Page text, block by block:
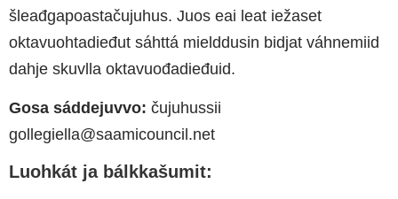
šleađgapoastačujuhus. Juos eai leat iežaset
oktavuohtadieđut sáhttá mielddusin bidjat váhnemiid
dahje skuvlla oktavuođadieđuid.
Gosa sáddejuvvo: čujuhussii
gollegiella@saamicouncil.net
Luohkát ja bálkkašumit: